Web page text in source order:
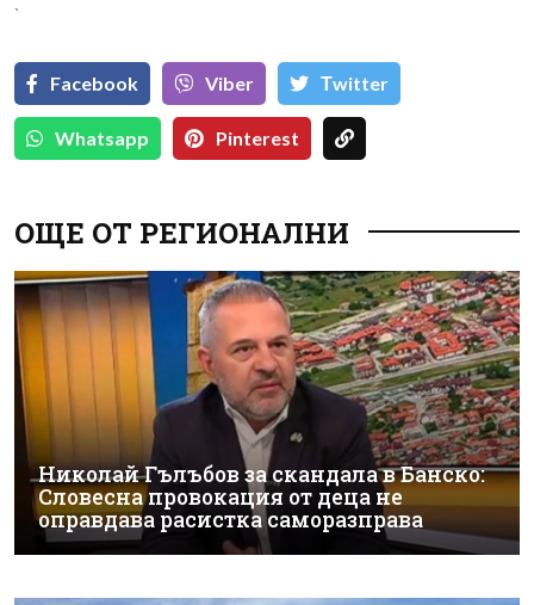
`
Facebook Viber Тwitter
Whatsapp Pinterest
ОЩЕ ОТ РЕГИОНАЛНИ
Николай Гълъбов за скандала в Банско:
Словесна провокация от деца не
оправдава расистка саморазправа